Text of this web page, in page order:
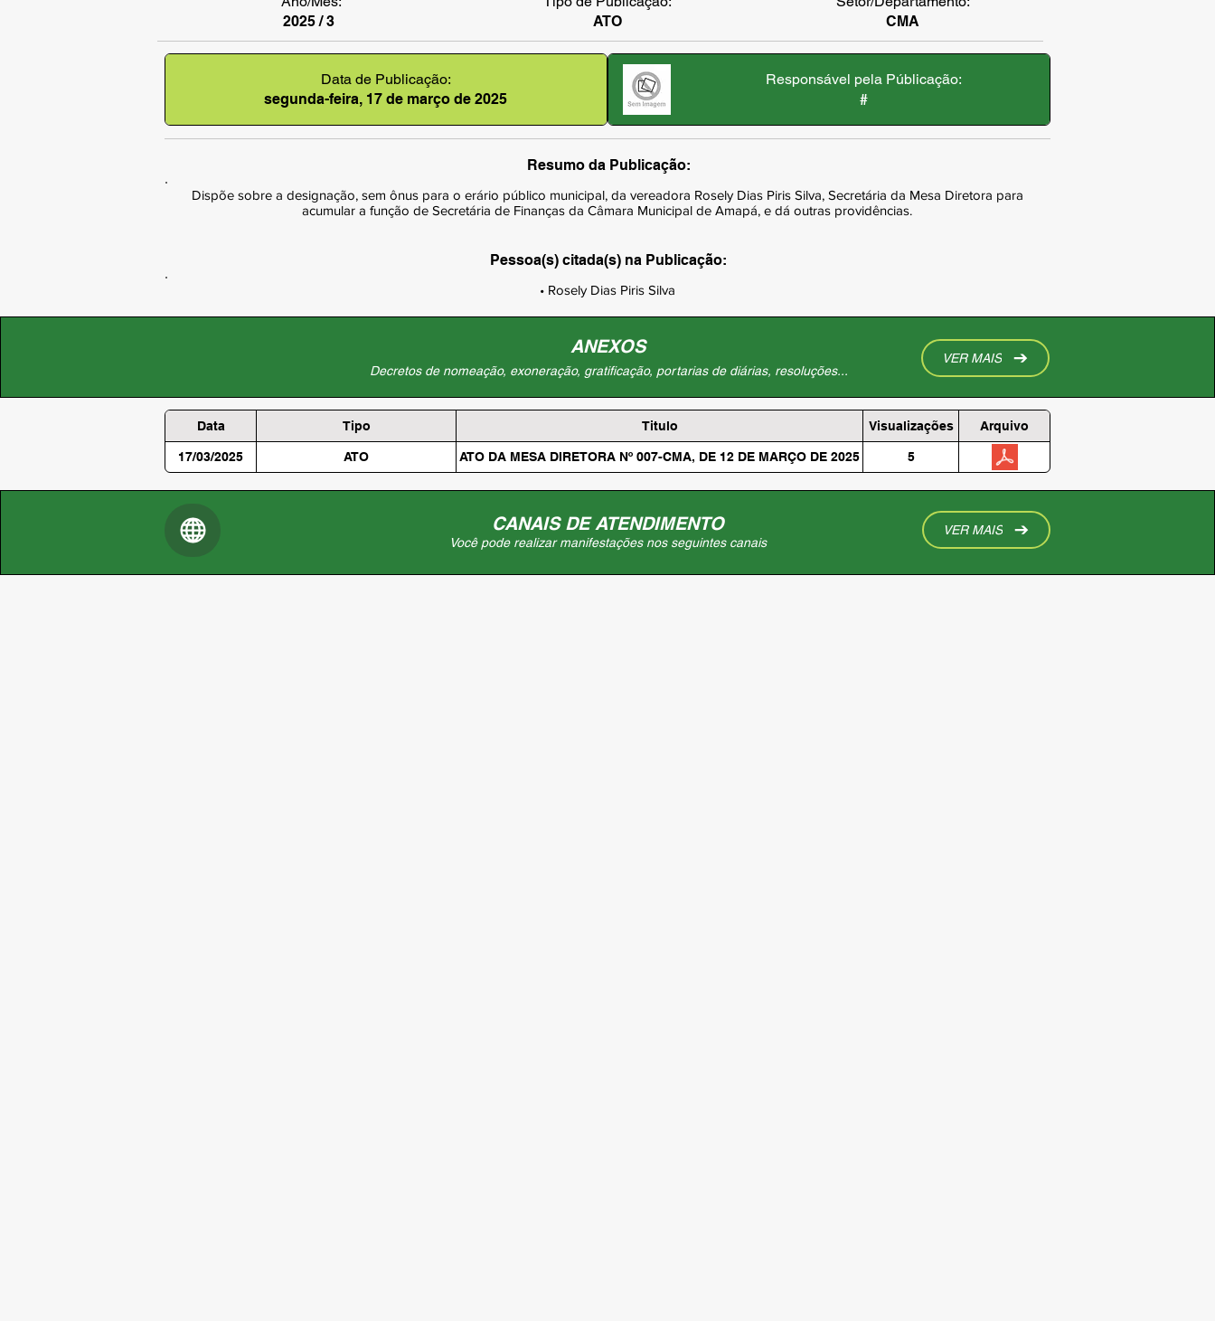
2025 / 3
ATO
CMA
Data de Publicação:
segunda-feira, 17 de março de 2025
Responsável pela Públicação:
#
Resumo da Publicação:
Dispõe sobre a designação, sem ônus para o erário público municipal, da vereadora Rosely Dias Piris Silva, Secretária da Mesa Diretora para
acumular a função de Secretária de Finanças da Câmara Municipal de Amapá, e dá outras providências.
Pessoa(s) citada(s) na Publicação:
• Rosely Dias Piris Silva
ANEXOS
Decretos de nomeação, exoneração, gratificação, portarias de diárias, resoluções...
VER MAIS
Data Tipo Titulo Visualizações Arquivo
17/03/2025 ATO ATO DA MESA DIRETORA Nº 007-CMA, DE 12 DE MARÇO DE 2025 5
CANAIS DE ATENDIMENTO
Você pode realizar manifestações nos seguintes canais
VER MAIS